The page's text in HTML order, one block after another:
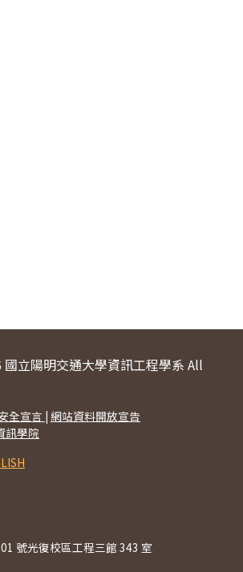
立陽明交通大學資訊工程學系 All
全宣言 | 網站資料開放宣告
訊學院
號光復校區工程三館 343 室